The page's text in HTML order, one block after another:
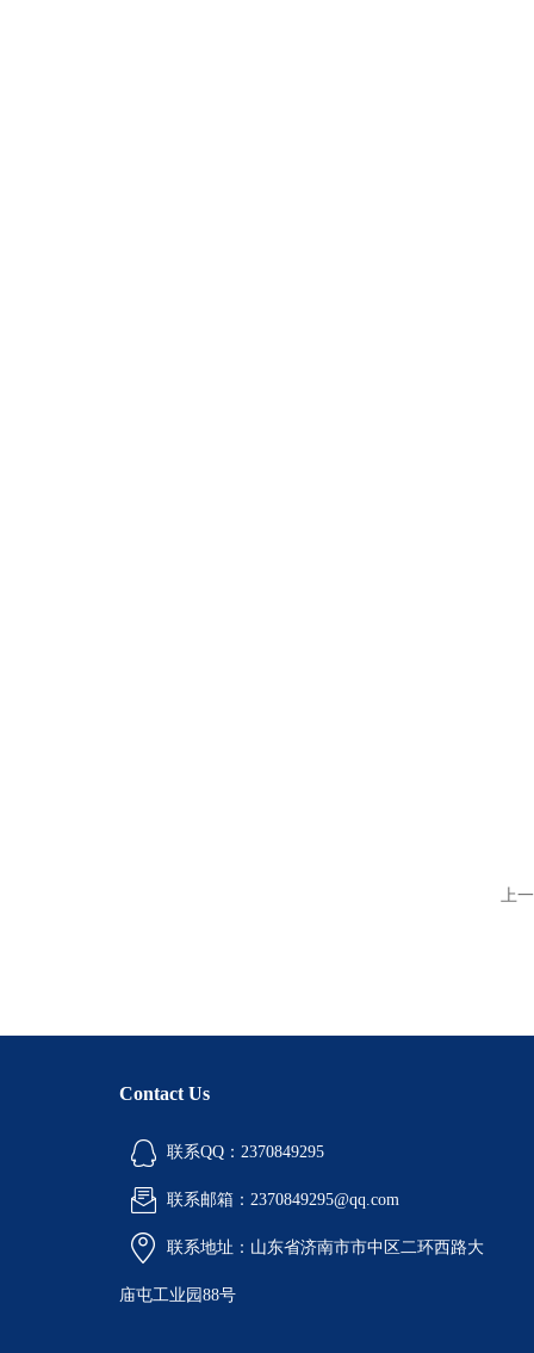
上
Contact Us
联系QQ：2370849295
联系邮箱：2370849295@qq.com
联系地址：山东省济南市市中区二环西路大
庙屯工业园88号